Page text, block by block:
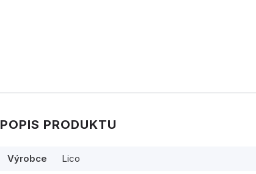
POPIS PRODUKTU
Výrobce Lico